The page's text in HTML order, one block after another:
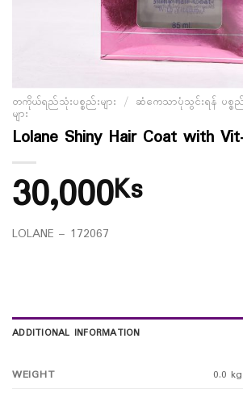
တကိုယ်ရည်သုံးပစ္စည်းများ / ဆံကေသာပုံသွင်းရန် ပစ္စည်း
များ
Lolane Shiny Hair Coat with
30,000Ks
LOLANE – 172067
ADDITIONAL INFORMATION
WEIGHT 0.0 kg